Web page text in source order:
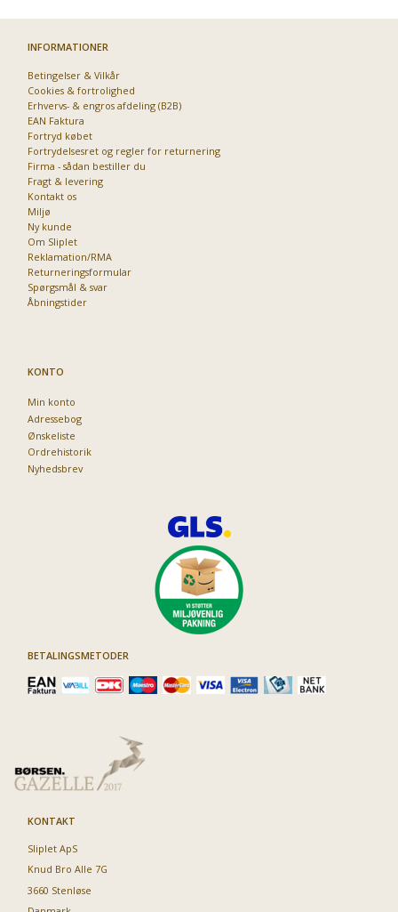
INFORMATIONER
Betingelser & Vilkår
Cookies & fortrolighed
Erhvervs- & engros afdeling (B2B)
EAN Faktura
Fortryd købet
Fortrydelsesret og regler for returnering
Firma - sådan bestiller du
Fragt & levering
Kontakt os
Miljø
Ny kunde
Om Sliplet
Reklamation/RMA
Returneringsformular
Spørgsmål & svar
Åbningstider
KONTO
Min konto
Adressebog
Ønskeliste
Ordrehistorik
Nyhedsbrev
BETALINGSMETODER
KONTAKT
Sliplet ApS
Knud Bro Alle 7G
3660 Stenløse